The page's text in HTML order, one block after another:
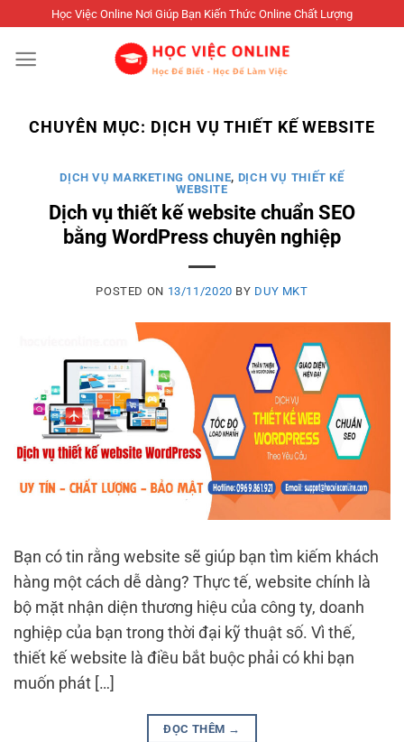
content
Học Việc Online Nơi Giúp Bạn Kiến Thức Online Chất Lượng
CHUYÊN MỤC: DỊCH VỤ THIẾT KẾ WEBSITE
DỊCH VỤ MARKETING ONLINE, DỊCH VỤ THIẾT KẾ
WEBSITE
Dịch vụ thiết kế website chuẩn SEO
bằng WordPress chuyên nghiệp
POSTED ON 13/11/2020 BY DUY MKT
Bạn có tin rằng website sẽ giúp bạn tìm kiếm khách
hàng một cách dễ dàng? Thực tế, website chính là
bộ mặt nhận diện thương hiệu của công ty, doanh
nghiệp của bạn trong thời đại kỹ thuật số. Vì thế,
thiết kế website là điều bắt buộc phải có khi bạn
muốn phát […]
ĐỌC THÊM →